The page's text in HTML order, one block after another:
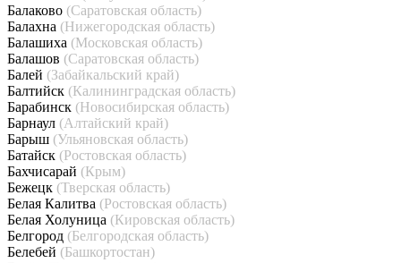
Балаково (Саратовская область)
Балахна (Нижегородская область)
Балашиха (Московская область)
Балашов (Саратовская область)
Балей (Забайкальский край)
Балтийск (Калининградская область)
Барабинск (Новосибирская область)
Барнаул (Алтайский край)
Барыш (Ульяновская область)
Батайск (Ростовская область)
Бахчисарай (Крым)
Бежецк (Тверская область)
Белая Калитва (Ростовская область)
Белая Холуница (Кировская область)
Белгород (Белгородская область)
Белебей (Башкортостан)